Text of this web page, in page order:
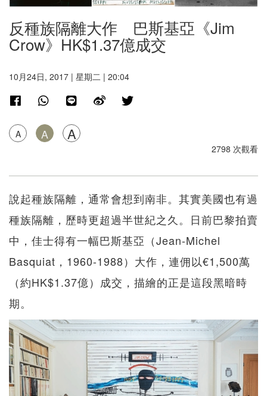
反種族隔離大作 巴斯基亞《Jim
Crow》HK$1.37億成交
10月24日, 2017 | 星期二 | 20:04
A A A
2798 次觀看
說起種族隔離，通常會想到南非。其實美國也有過
種族隔離，歷時更超過半世紀之久。日前巴黎拍賣
中，佳士得有一幅巴斯基亞（Jean-Michel
Basquiat，1960-1988）大作，連佣以€1,500萬
（約HK$1.37億）成交，描繪的正是這段黑暗時
期。